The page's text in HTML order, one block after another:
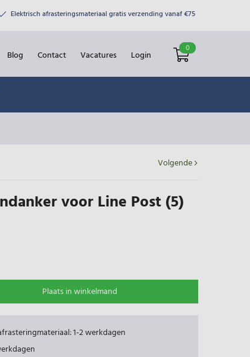
Elektrisch afrasteringsmateriaal gratis verzending vanaf €75
0
Login
Blog Contact Vacatures
Volgende
voor Line Post (5)
Plaats in winkelmand
1-2 werkdagen